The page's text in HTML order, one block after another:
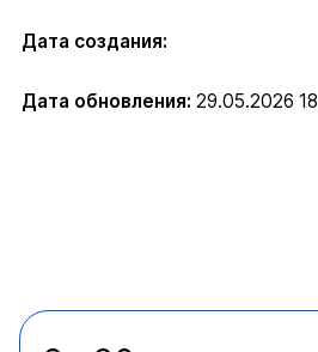
Дата создания:
Дата обновления: 29.05.2026